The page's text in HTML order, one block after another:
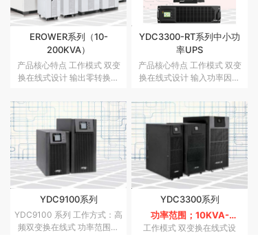
EROWER系列（10-
200KVA）
产品核心特点 工作模式 双变
换在线式设计 输出零转换时
0.97（带输入滤波器） DSP
全数字化控制 双DSP数字化
控制，控制系统更稳定可靠
高输出功率因数 输出功率因
YDC3300-RT系列中小功
率UPS
产品核心特点 工作模式 双变
换在线式设计 输入功率因数
高达0.99 并机冗余功能 无需
并机柜，可直接并机，
10~40kVA, 80kVA可4台并
联 ;100~200kVA可6台并联
并机时可
YDC9100系列
YDC9100 系列 工作方式：高
频双变换在线式 功率范围：
YDC3300系列
功率范围；10KVA-
200KVA；三进三出高频
工作模式 双变换在线式设